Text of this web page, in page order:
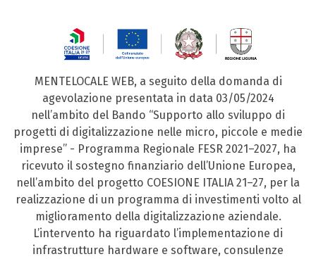
MENTELOCALE WEB, a seguito della domanda di
agevolazione presentata in data 03/05/2024
nell’ambito del Bando “Supporto allo sviluppo di
progetti di digitalizzazione nelle micro, piccole e medie
imprese” - Programma Regionale FESR 2021–2027, ha
ricevuto il sostegno finanziario dell’Unione Europea,
nell’ambito del progetto COESIONE ITALIA 21–27, per la
realizzazione di un programma di investimenti volto al
miglioramento della digitalizzazione aziendale.
L’intervento ha riguardato l’implementazione di
infrastrutture hardware e software, consulenze